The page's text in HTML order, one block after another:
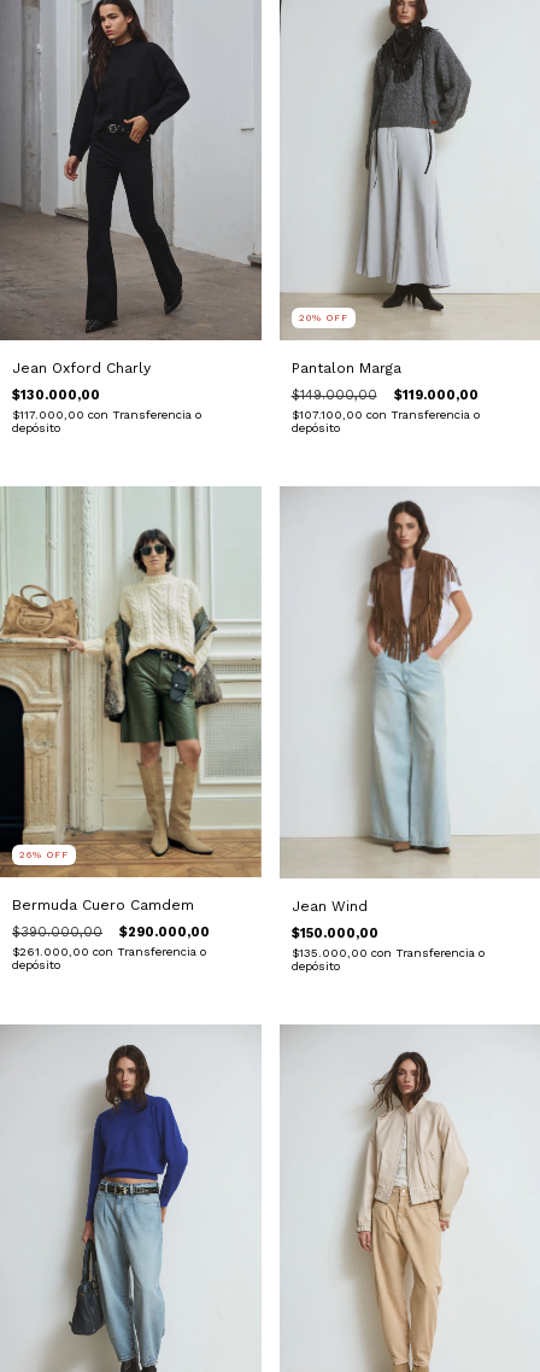
Jean Oxford Charly
$130.000,00
$117.000,00 con Transferencia o
depósito
20% OFF
Pantalon Marga
$149.000,00 $119.000,00
$107.100,00 con Transferencia o
depósito
26% OFF
Bermuda Cuero Camdem
$390.000,00 $290.000,00
$261.000,00 con Transferencia o
depósito
Jean Wind
$150.000,00
$135.000,00 con Transferencia o
depósito